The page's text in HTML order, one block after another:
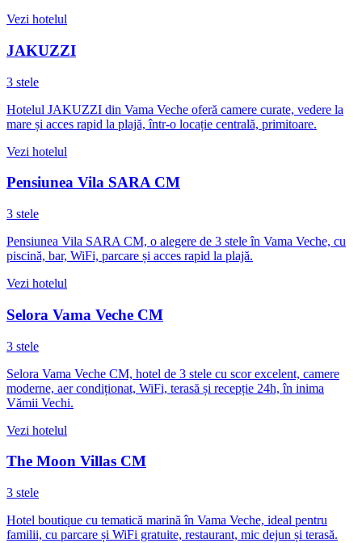
Vezi hotelul
JAKUZZI
3 stele
Hotelul JAKUZZI din Vama Veche oferă camere curate, vedere la
mare și acces rapid la plajă, într-o locație centrală, primitoare.
Vezi hotelul
Pensiunea Vila SARA CM
3 stele
Pensiunea Vila SARA CM, o alegere de 3 stele în Vama Veche, cu
piscină, bar, WiFi, parcare și acces rapid la plajă.
Vezi hotelul
Selora Vama Veche CM
3 stele
Selora Vama Veche CM, hotel de 3 stele cu scor excelent, camere
moderne, aer condiționat, WiFi, terasă și recepție 24h, în inima
Vămii Vechi.
Vezi hotelul
The Moon Villas CM
3 stele
Hotel boutique cu tematică marină în Vama Veche, ideal pentru
familii, cu parcare și WiFi gratuite, restaurant, mic dejun și terasă.